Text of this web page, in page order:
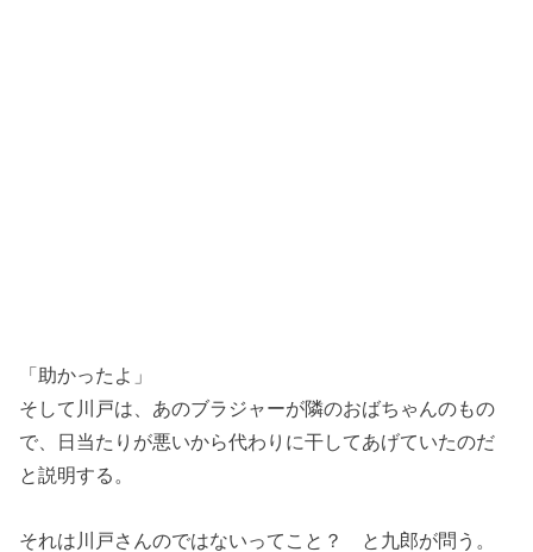
「助かったよ」
そして川戸は、あのブラジャーが隣のおばちゃんのもの
で、日当たりが悪いから代わりに干してあげていたのだ
と説明する。
それは川戸さんのではないってこと？ と九郎が問う。